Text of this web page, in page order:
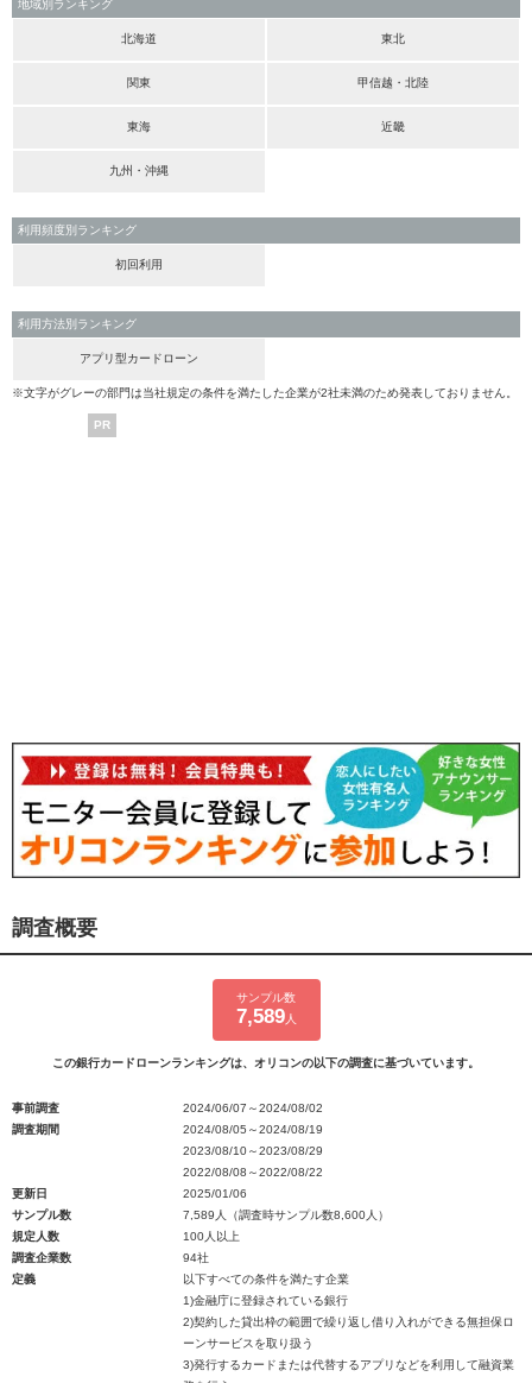
地域別ランキング
北海道 東北
関東 甲信越・北陸
東海 近畿
九州・沖縄
利用頻度別ランキング
初回利用
利用方法別ランキング
アプリ型カードローン
※文字がグレーの部門は当社規定の条件を満たした企業が2社未満のため発表しておりません。
PR
調査概要
サンプル数
7,589人
この銀行カードローンランキングは、オリコンの以下の調査に基づいています。
事前調査
2024/06/07～2024/08/02
調査期間
2024/08/05～2024/08/19
2023/08/10～2023/08/29
2022/08/08～2022/08/22
更新日
2025/01/06
サンプル数
7,589人（調査時サンプル数8,600人）
規定人数
100人以上
調査企業数
94社
定義
以下すべての条件を満たす企業
1)金融庁に登録されている銀行
2)契約した貸出枠の範囲で繰り返し借り入れができる無担保ロ
ーンサービスを取り扱う
3)発行するカードまたは代替するアプリなどを利用して融資業